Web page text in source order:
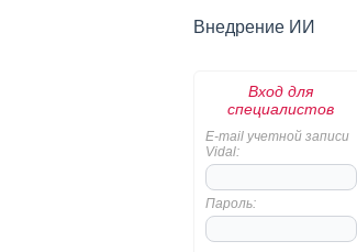
Внедрение ИИ
Вход для
специалистов
E-mail учетной записи
Vidal:
Пароль: